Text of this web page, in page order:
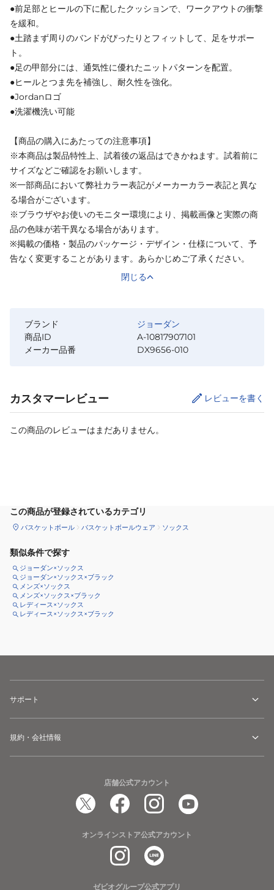
●前足部とヒールの下に配したクッションで、ワークアウトの衝撃
を緩和。
●土踏まず周りのバンドがぴったりとフィットして、足をサポー
ト。
●足の甲部分には、通気性に優れたニットパターンを配置。
●ヒールとつま先を補強し、耐久性を強化。
●Jordanロゴ
●洗濯機洗い可能
【商品の購入にあたっての注意事項】
※本商品は製品特性上、試着後の返品はできかねます。試着前に
サイズなどご確認をお願いします。
※一部商品において弊社カラー表記がメーカーカラー表記と異な
る場合がございます。
※ブラウザやお使いのモニター環境により、掲載画像と実際の商
品の色味が若干異なる場合があります。
※掲載の価格・製品のパッケージ・デザイン・仕様について、予
告なく変更することがあります。あらかじめご了承ください。
閉じる
ブランド
ジョーダン
商品ID
A-10817907101
メーカー品番
DX9656-010
カスタマーレビュー レビューを書く
この商品のレビューはまだありません。
この商品が登録されているカテゴリ
バスケットボール バスケットボールウェア ソックス
類似条件で探す
ジョーダン×ソックス
ジョーダン×ソックス×ブラック
メンズ×ソックス
メンズ×ソックス×ブラック
レディース×ソックス
レディース×ソックス×ブラック
サポート
規約・会社情報
店舗公式アカウント
オンラインストア公式アカウント
ゼビオグループ公式アプリ